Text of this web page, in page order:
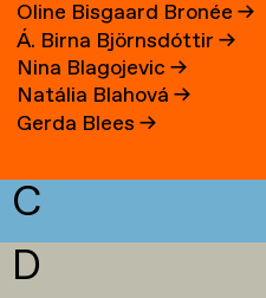
Oline Bisgaard Bronée→
Á. Birna Björnsdóttir→
Nina Blagojevic→
Natália Blahová→
Gerda Blees→
C
D